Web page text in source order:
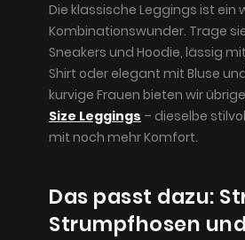
Die klassische Leggings ist ein
Kombinationswunder. Trage
Sneakers und Hoodie, lässig
Shirt oder elegant mit Bluse
kurvige Frauen bieten wir
Size Leggings – dieselbe
mit noch mehr Komfort.
Das passt dazu:
Strumpfhosen